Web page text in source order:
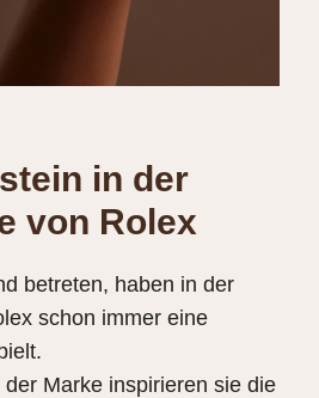
in der
von Rolex
betreten, haben in der
schon immer eine
Marke inspirieren sie die